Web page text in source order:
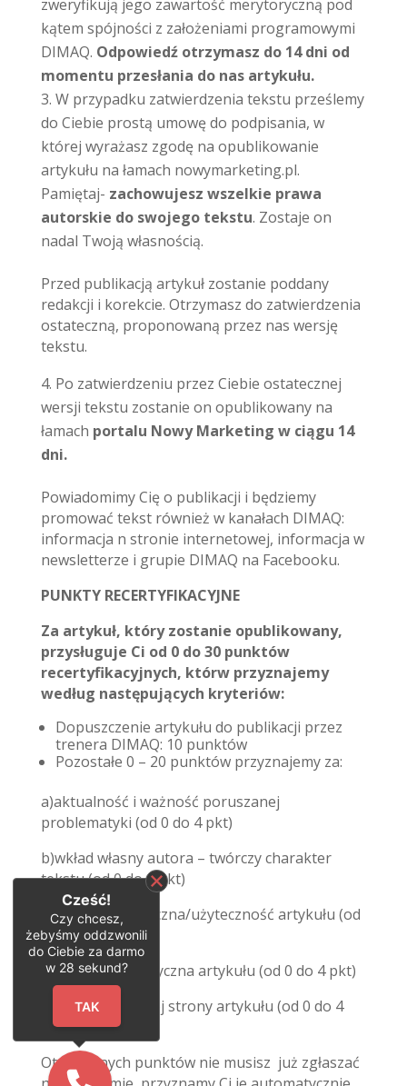
zweryfikują jego zawartość merytoryczną pod
kątem spójności z założeniami programowymi
DIMAQ. Odpowiedź otrzymasz do 14 dni od
momentu przesłania do nas artykułu.
W przypadku zatwierdzenia tekstu prześlemy
do Ciebie prostą umowę do podpisania, w
której wyrażasz zgodę na opublikowanie
artykułu na łamach nowymarketing.pl.
Pamiętaj- zachowujesz wszelkie prawa
autorskie do swojego tekstu. Zostaje on
nadal Twoją własnością.
Przed publikacją artykuł zostanie poddany
redakcji i korekcie. Otrzymasz do zatwierdzenia
ostateczną, proponowaną przez nas wersję
tekstu.
Po zatwierdzeniu przez Ciebie ostatecznej
wersji tekstu zostanie on opublikowany na
łamach portalu Nowy Marketing w ciągu 14
dni.
Powiadomimy Cię o publikacji i będziemy
promować tekst również w kanałach DIMAQ:
informacja n stronie internetowej, informacja w
newsletterze i grupie DIMAQ na Facebooku.
PUNKTY RECERTYFIKACYJNE
Za artykuł, który zostanie opublikowany,
przysługuje Ci od 0 do 30 punktów
recertyfikacyjnych, którw przyznajemy
według następujących kryteriów:
Dopuszczenie artykułu do publikacji przez
trenera DIMAQ: 10 punktów
Pozostałe 0 – 20 punktów przyznajemy za:
a)aktualność i ważność poruszanej
problematyki (od 0 do 4 pkt)
b)wkład własny autora – twórczy charakter
tekstu (od 0 do 4 pkt)
c)wartość praktyczna/użyteczność artykułu (od
0 do 4 pkt)
d)jakość merytoryczna artykułu (od 0 do 4 pkt)
e)ocena formalnej strony artykułu (od 0 do 4
pkt)
Otrzymanych punktów nie musisz już zgłaszać
Cześć!
Czy chcesz,
żebyśmy oddzwonili
do Ciebie za darmo
w 28 sekund?
TAK